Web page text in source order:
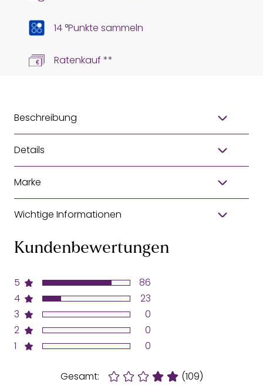
14 °Punkte sammeln
Ratenkauf **
Beschreibung
Details
Marke
Wichtige Informationen
Kundenbewertungen
5
4
3
2
1
86
23
0
0
0
Gesamt: (109)